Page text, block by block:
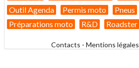
Outil Agenda
Permis moto Pneus
Préparations moto
R&D Roadster
Contacts - Mentions légales